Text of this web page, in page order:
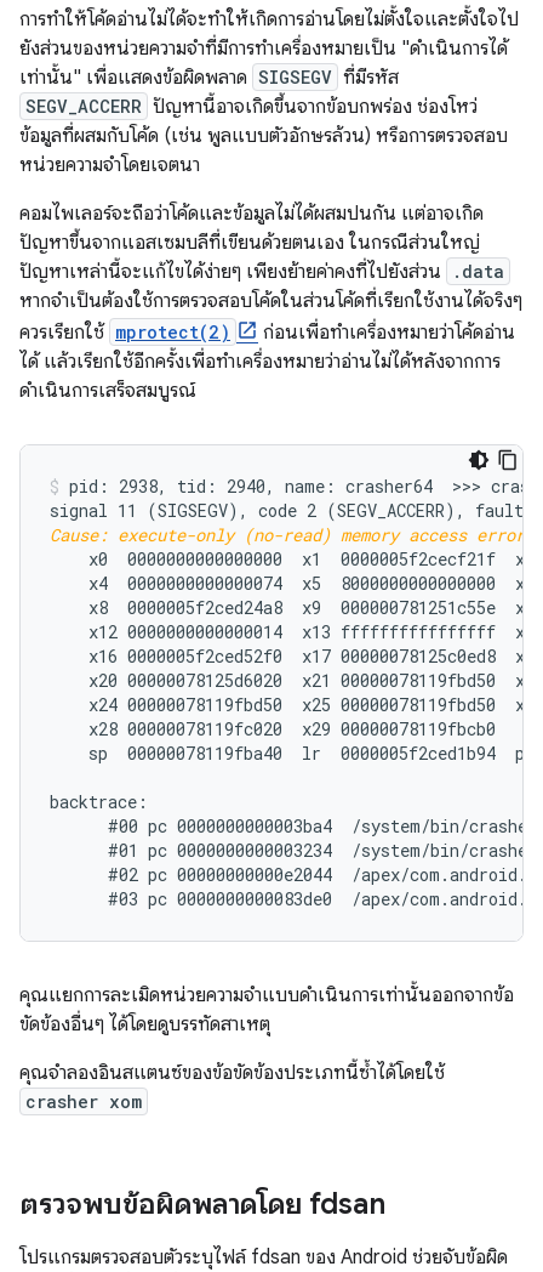
การทำให้โค้ดอ่านไม่ได้จะทำให้เกิดการอ่านโดยไม่ตั้งใจและตั้งใจไป
ยังส่วนของหน่วยความจำที่มีการทำเครื่องหมายเป็น "ดำเนินการได้
เท่านั้น" เพื่อแสดงข้อผิดพลาด SIGSEGV ที่มีรหัส
SEGV_ACCERR ปัญหานี้อาจเกิดขึ้นจากข้อบกพร่อง ช่องโหว่
ข้อมูลที่ผสมกับโค้ด (เช่น พูลแบบตัวอักษรล้วน) หรือการตรวจสอบ
หน่วยความจำโดยเจตนา
คอมไพเลอร์จะถือว่าโค้ดและข้อมูลไม่ได้ผสมปนกัน แต่อาจเกิด
ปัญหาขึ้นจากแอสเซมบลีที่เขียนด้วยตนเอง ในกรณีส่วนใหญ่
ปัญหาเหล่านี้จะแก้ไขได้ง่ายๆ เพียงย้ายค่าคงที่ไปยังส่วน
.data
หากจำเป็นต้องใช้การตรวจสอบโค้ดในส่วนโค้ดที่เรียกใช้งานได้จริงๆ
ควรเรียกใช้ mprotect(2)
ก่อนเพื่อทําเครื่องหมายว่าโค้ดอ่าน
ได้ แล้วเรียกใช้อีกครั้งเพื่อทําเครื่องหมายว่าอ่านไม่ได้หลังจากการ
ดำเนินการเสร็จสมบูรณ์
pid: 2938, tid: 2940, name: crasher64  >>>
Cause: execute-only (no-read) memory access
x0  0000000000000000  x1  0000005f2cecf21f
x4  0000000000000074  x5  8000000000000000
x8  0000005f2ced24a8  x9  000000781251c55e
x12 0000000000000014  x13 ffffffffffffffff
x16 0000005f2ced52f0  x17 00000078125c0ed8
x20 00000078125d6020  x21 00000078119fbd50
x24 00000078119fbd50  x25 00000078119fbd50
    x28 00000078119fc020  x29 00000078119fbcb0
sp  00000078119fba40  lr  0000005f2ced1b94  pc
backtrace:
#00 pc 0000000000003ba4  /system/bin/
#01 pc 0000000000003234  /system/bin/
#02 pc 00000000000e2044  /apex/
คุณแยกการละเมิดหน่วยความจำแบบดำเนินการเท่านั้นออกจากข้อ
ขัดข้องอื่นๆ ได้โดยดูบรรทัดสาเหตุ
คุณจำลองอินสแตนซ์ของข้อขัดข้องประเภทนี้ซ้ำได้โดยใช้
crasher xom
ตรวจพบข้อผิดพลาดโดย fdsan
โปรแกรมตรวจสอบตัวระบุไฟล์ fdsan ของ Android ช่วยจับข้อผิด